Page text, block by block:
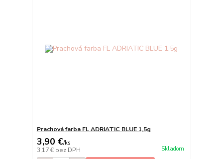
Prachová farba FL ADRIATIC BLUE 1,5g
3,90 €/ks
3,17 € bez DPH Skladom